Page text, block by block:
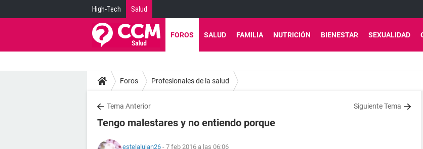
High-Tech Salud
FOROS SALUD FAMILIA NUTRICIÓN BIENESTAR SEXUALIDAD
Foros Profesionales de la salud
Tema Anterior Siguiente Tema
Tengo malestares y no entiendo porque
estelalujan26 - 7 feb 2016 a las 06:06